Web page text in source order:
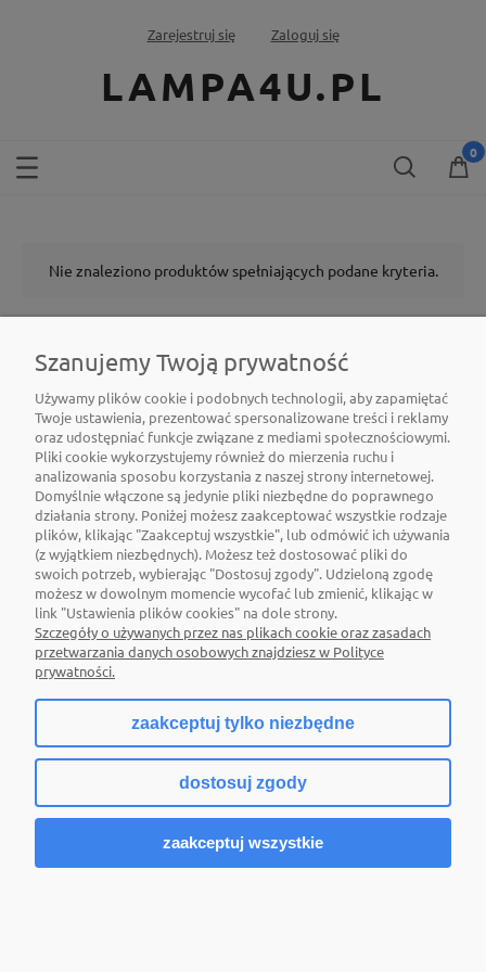
Zarejestruj się Zaloguj się
LAMPA4U.PL
Nie znaleziono produktów spełniających podane kryteria.
O NAS
OBSŁUGA KLIENTA
POMOC
MOJE KONTO
pokaż pełną wersję strony
Sklep internetowy Shoper.pl
Szanujemy Twoją prywatność
Używamy plików cookie i podobnych technologii, aby zapamiętać
Twoje ustawienia, prezentować spersonalizowane treści i reklamy
oraz udostępniać funkcje związane z mediami społecznościowymi.
Pliki cookie wykorzystujemy również do mierzenia ruchu i
analizowania sposobu korzystania z naszej strony internetowej.
Domyślnie włączone są jedynie pliki niezbędne do poprawnego
działania strony. Poniżej możesz zaakceptować wszystkie rodzaje
plików, klikając "Zaakceptuj wszystkie", lub odmówić ich używania
(z wyjątkiem niezbędnych). Możesz też dostosować pliki do
swoich potrzeb, wybierając "Dostosuj zgody". Udzieloną zgodę
możesz w dowolnym momencie wycofać lub zmienić, klikając w
link "Ustawienia plików cookies" na dole strony.
Szczegóły o używanych przez nas plikach cookie oraz zasadach
przetwarzania danych osobowych znajdziesz w Polityce
prywatności.
zaakceptuj tylko niezbędne
dostosuj zgody
zaakceptuj wszystkie